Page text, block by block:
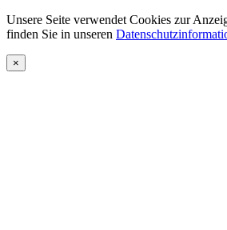
Unsere Seite verwendet Cookies zur
finden Sie in unseren
×